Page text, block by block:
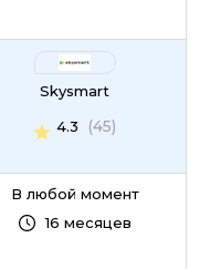
Skysmart
4.3
(45)
В любой момент
16 месяцев